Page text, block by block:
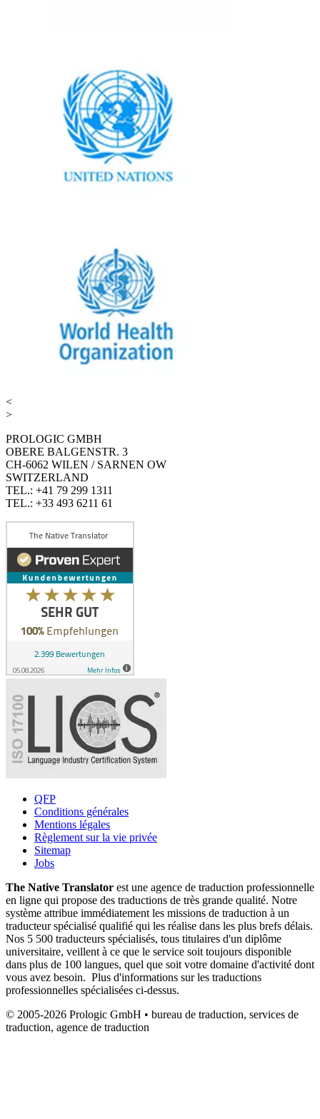
<
>
PROLOGIC GMBH
OBERE BALGENSTR. 3
CH-6062 WILEN / SARNEN OW
SWITZERLAND
TEL.: +41 79 299 1311
TEL.: +33 493 6211 61
QFP
Conditions générales
Mentions légales
Règlement sur la vie privée
Sitemap
Jobs
The Native Translator est une agence de traduction professionnelle
en ligne qui propose des traductions de très grande qualité. Notre
système attribue immédiatement les missions de traduction à un
traducteur spécialisé qualifié qui les réalise dans les plus brefs délais.
Nos 5 500 traducteurs spécialisés, tous titulaires d'un diplôme
universitaire, veillent à ce que le service soit toujours disponible
dans plus de 100 langues, quel que soit votre domaine d'activité dont
vous avez besoin. Plus d'informations sur les traductions
professionnelles spécialisées ci-dessus.
© 2005-2026 Prologic GmbH • bureau de traduction, services de
traduction, agence de traduction